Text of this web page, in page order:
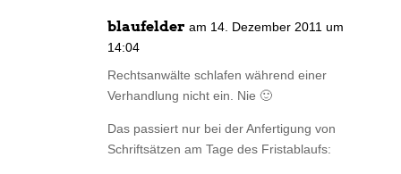
blaufelder am 14. Dezember 2011 um
14:04
Rechtsanwälte schlafen während einer
Verhandlung nicht ein. Nie 🙂
Das passiert nur bei der Anfertigung von
Schriftsätzen am Tage des Fristablaufs: